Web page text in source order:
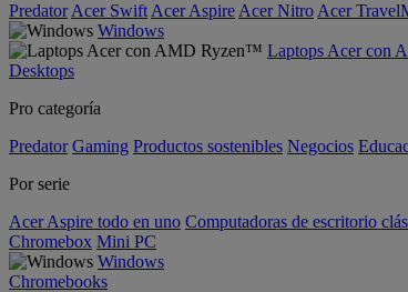
Predator Acer Swift Acer Aspire Acer Nitro Acer
Windows
Laptops Acer con
Desktops
Pro categoría
Predator Gaming Productos sostenibles Negocios
Por serie
Acer Aspire todo en uno Computadoras de escritorio
Chromebox Mini PC
Windows
Chromebooks